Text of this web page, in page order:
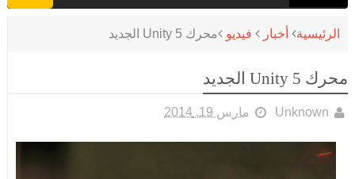
الرئيسية أخبار فيديو محرك Unity 5 الجديد
محرك Unity 5 الجديد
Unknown مارس 19, 2014